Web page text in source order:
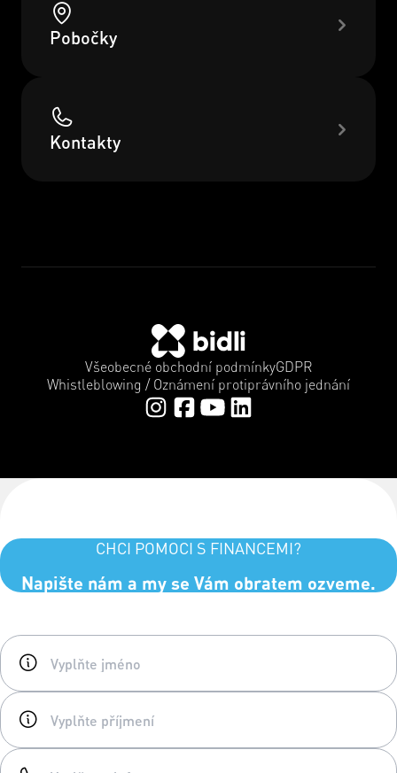
Pobočky
Kontakty
Všeobecné obchodní podmínkyGDPR
Whistleblowing / Oznámení protiprávního jednání
CHCI POMOCI S FINANCEMI?
Napište nám a my se Vám obratem ozveme.